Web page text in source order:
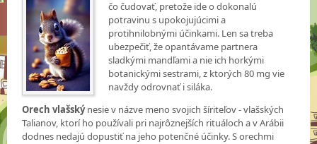
čo čudovať, pretože ide o dokonalú
potravinu s upokojujúcimi a
protihnilobnými účinkami. Len sa treba
ubezpečiť, že opantávame partnera
sladkými mandľami a nie ich horkými
botanickými sestrami, z ktorých 80 mg vie
navždy odrovnať i siláka.
Orech vlašskýnesie v názve meno svojich šíriteľov - vlašských
Talianov, ktorí ho používali pri najrôznejších rituáloch a v Arábii
dodnes nedajú dopustiť na jeho potenčné účinky. S orechmi